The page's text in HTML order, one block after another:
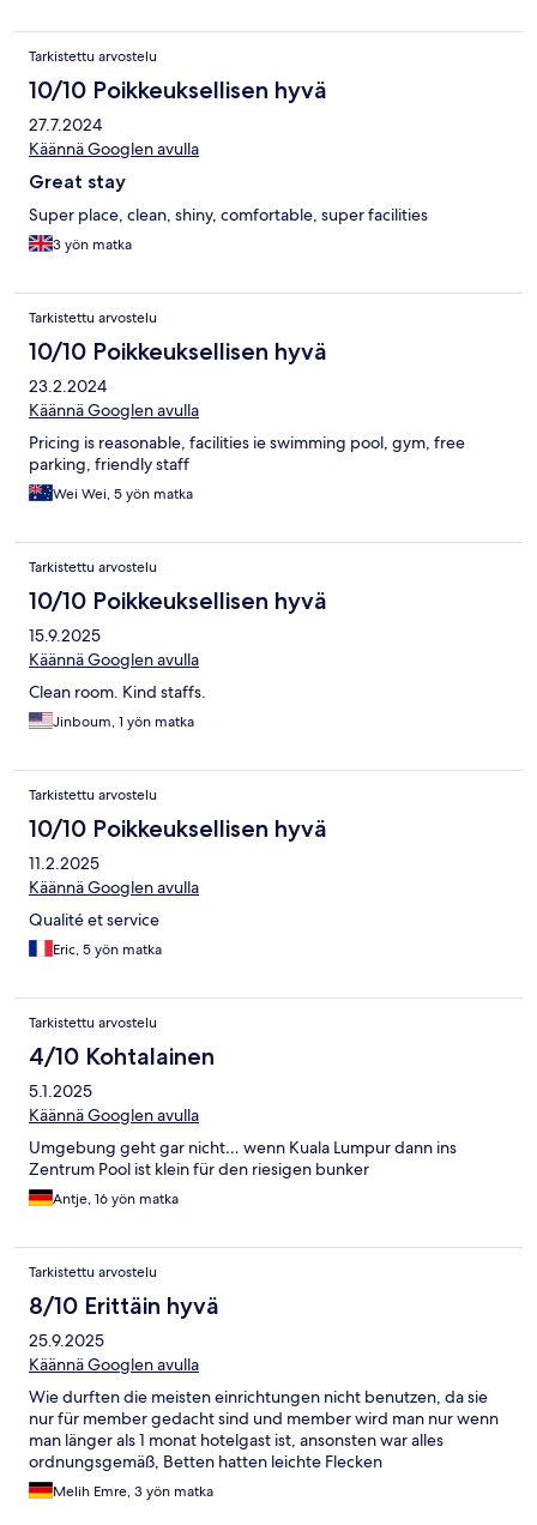
Tarkistettu arvostelu
10/10 Poikkeuksellisen hyvä
27.7.2024
Käännä Googlen avulla
Great stay
Super place, clean, shiny, comfortable, super facilities
3 yön matka
Tarkistettu arvostelu
10/10 Poikkeuksellisen hyvä
23.2.2024
Käännä Googlen avulla
Pricing is reasonable, facilities ie swimming pool, gym, free
parking, friendly staff
Wei Wei, 5 yön matka
Tarkistettu arvostelu
10/10 Poikkeuksellisen hyvä
15.9.2025
Käännä Googlen avulla
Clean room. Kind staffs.
Jinboum, 1 yön matka
Tarkistettu arvostelu
10/10 Poikkeuksellisen hyvä
11.2.2025
Käännä Googlen avulla
Qualité et service
Eric, 5 yön matka
Tarkistettu arvostelu
4/10 Kohtalainen
5.1.2025
Käännä Googlen avulla
Umgebung geht gar nicht… wenn Kuala Lumpur dann ins
Zentrum Pool ist klein für den riesigen bunker
Antje, 16 yön matka
Tarkistettu arvostelu
8/10 Erittäin hyvä
25.9.2025
Käännä Googlen avulla
Wie durften die meisten einrichtungen nicht benutzen, da sie
nur für member gedacht sind und member wird man nur wenn
man länger als 1 monat hotelgast ist, ansonsten war alles
ordnungsgemäß, Betten hatten leichte Flecken
Melih Emre, 3 yön matka